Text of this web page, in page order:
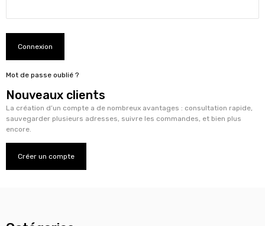
Connexion
Mot de passe oublié ?
Nouveaux clients
La création d’un compte a de nombreux avantages : consultation rapide,
sauvegarder plusieurs adresses, suivre les commandes, et bien plus
encore.
Créer un compte